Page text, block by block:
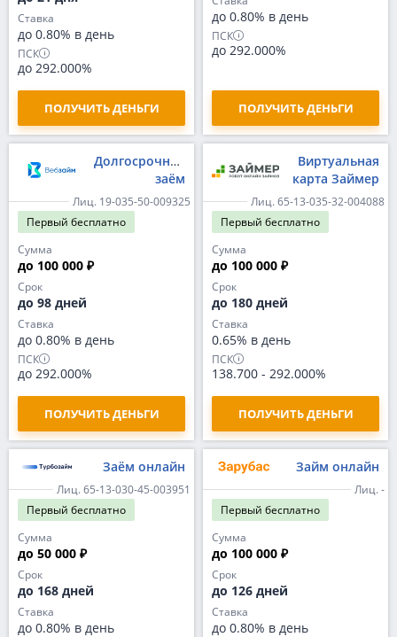
Ставка
до 0.80% в день
ПСК
до 292.000%
ПОЛУЧИТЬ ДЕНЬГИ
до 0.80% в день
ПСК
до 292.000%
ПОЛУЧИТЬ ДЕНЬГИ
Долгосрочный
заём
Лиц. 19-035-50-009325
Первый бесплатно
Сумма
до 100 000 ₽
Срок
до 98 дней
Ставка
до 0.80% в день
ПСК
до 292.000%
ПОЛУЧИТЬ ДЕНЬГИ
Виртуальная
карта Займер
Лиц. 65-13-035-32-004088
Первый бесплатно
Сумма
до 100 000 ₽
Срок
до 180 дней
Ставка
0.65% в день
ПСК
138.700 - 292.000%
ПОЛУЧИТЬ ДЕНЬГИ
Заём онлайн
Лиц. 65-13-030-45-003951
Первый бесплатно
Сумма
до 50 000 ₽
Срок
до 168 дней
Ставка
до 0.80% в день
Займ онлайн
Лиц. -
Первый бесплатно
Сумма
до 100 000 ₽
Срок
до 126 дней
Ставка
до 0.80% в день